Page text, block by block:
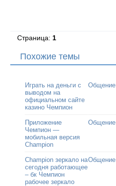
Страница:1
Похожие темы
Играть на деньги с
выводом на
официальном сайте
казино Чемпион
Общение
Приложение
Чемпион —
мобильная версия
Champion
Общение
Champion зеркало на
сегодня работающее
– бк Чемпион
рабочее зеркало
Общение